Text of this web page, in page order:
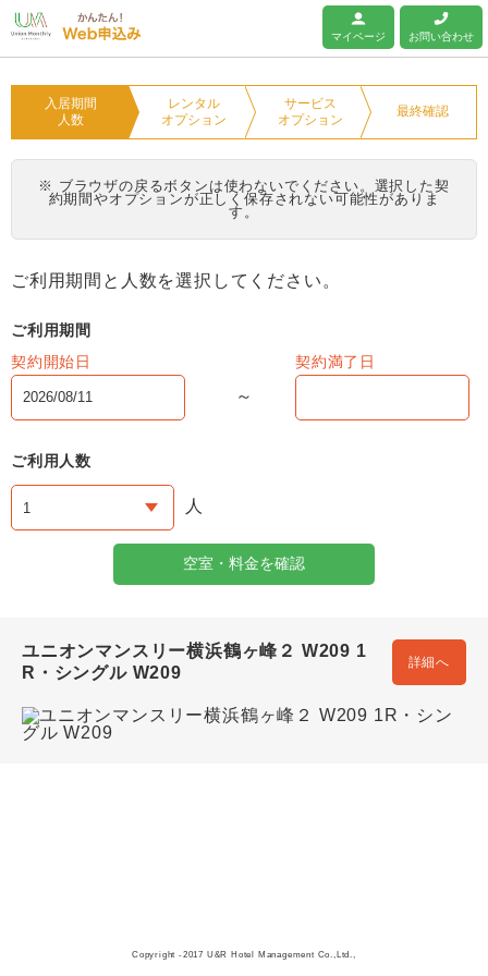
ユニオンマンスリー
マイページ お問い合わせ
入居期間
人数
レンタル
オプション
サービス
オプション
最終確認
※ ブラウザの戻るボタンは使わないでください。選択した契
約期間やオプションが正しく保存されない可能性がありま
す。
ご利用期間と人数を選択してください。
ご利用期間
契約開始日
契約満了日
ご利用人数
人
空室・料金を確認
ユニオンマンスリー横浜鶴ヶ峰２ W209 1
R・シングル W209
詳細へ
Copyright -2017 U&R Hotel Management Co.,Ltd.,